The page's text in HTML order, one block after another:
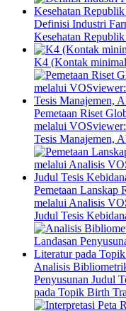
Definisi Industri
Kesehatan
K4 (Kontak
Pemetaan Riset
melalui VOSviewer:
Tesis Manajemen,
Pemetaan Lanskap
melalui Analisis
Judul Tesis
Analisis
Penyusunan Judul
pada Topik Birth